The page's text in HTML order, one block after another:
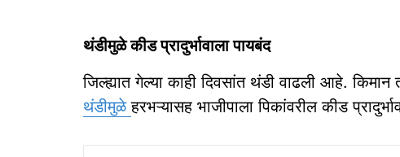
थंडीमुळे कीड प्रादुर्भावाला पायबंद
जिल्ह्यात गेल्या काही दिवसांत थंडी वाढली आहे.
थंडीमुळेहरभऱ्यासह भाजीपाला पिकांवरील कीड